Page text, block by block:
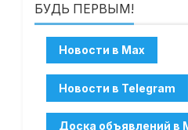
БУДЬ ПЕРВЫМ!